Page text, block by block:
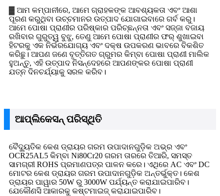
▓ ଆମ କମ୍ପାନୀରେ, ଆମେ ଗ୍ରାହକଙ୍କ ଆବଶ୍ୟକତା ଏବଂ ଆଶା
ପୂରଣ କରୁଥିବା ଉଚ୍ଚମାନର ଉତ୍ପାଦ ଯୋଗାଇବାରେ ଗର୍ବ କରୁ।
ଆମେ ପୋଷା ପ୍ରାଣୀର ପରିଷ୍କାର ପରିଚ୍ଛନ୍ନତା ଏବଂ ସଜ୍ଜା ବଜାୟ
ରଖିବାର ଗୁରୁତ୍ୱ ବୁଝୁ, ତେଣୁ ଆମେ ପୋଷା ପ୍ରାଣୀର ଫର୍ ଶୁଖାଇବା
ହିଟରକୁ ଏକ ନିର୍ଭରଯୋଗ୍ୟ ଏବଂ ଦକ୍ଷ ଉପକରଣ ଭାବରେ ବିକଶିତ
କରିଛୁ। ଆପଣ ଜଣେ ବୃତ୍ତିଗତ ଗ୍ରୁମର କିମ୍ବା ପୋଷା ପ୍ରାଣୀ ମାଲିକ
ହୁଅନ୍ତୁ, ଏହି ଉତ୍ପାଦ ନିସନ୍ଦେହରେ ଆପଣଙ୍କର ପୋଷା ପ୍ରାଣୀ
ଯତ୍ନ ଦିନଚର୍ଯ୍ୟାକୁ ସରଳ କରିବ।
ଆପ୍ଲିକେସନ୍ ପରିସ୍ଥିତି
ବୈଦ୍ୟୁତିକ କେଶ ଡ୍ରାୟର ଗରମ ଉପାଦାନଗୁଡ଼ିକ ଅଭ୍ର ଏବଂ
OCR25AL5 କିମ୍ବା Ni80Cr20 ଗରମ ତାରରେ ତିଆରି, ସମସ୍ତ
ସାମଗ୍ରୀ ROHS ପ୍ରମାଣପତ୍ର ପାଳନ କରେ। ଏଥିରେ AC ଏବଂ DC
ମୋଟର କେଶ ଡ୍ରାୟର ଗରମ ଉପାଦାନଗୁଡ଼ିକ ଅନ୍ତର୍ଭୁକ୍ତ। କେଶ
ଡ୍ରାୟର ପାୱାର 50W ରୁ 3000W ପର୍ଯ୍ୟନ୍ତ କରାଯାଇପାରିବ।
ଯେକୌଣସି ଆକାରକୁ କଷ୍ଟମାଇଜ୍ କରାଯାଇପାରିବ।